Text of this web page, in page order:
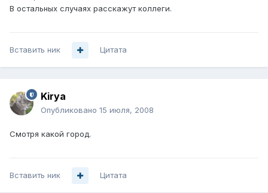
В остальных случаях расскажут коллеги.
Вставить ник Цитата
Kirya
Опубликовано 15 июля, 2008
Смотря какой город.
Вставить ник Цитата